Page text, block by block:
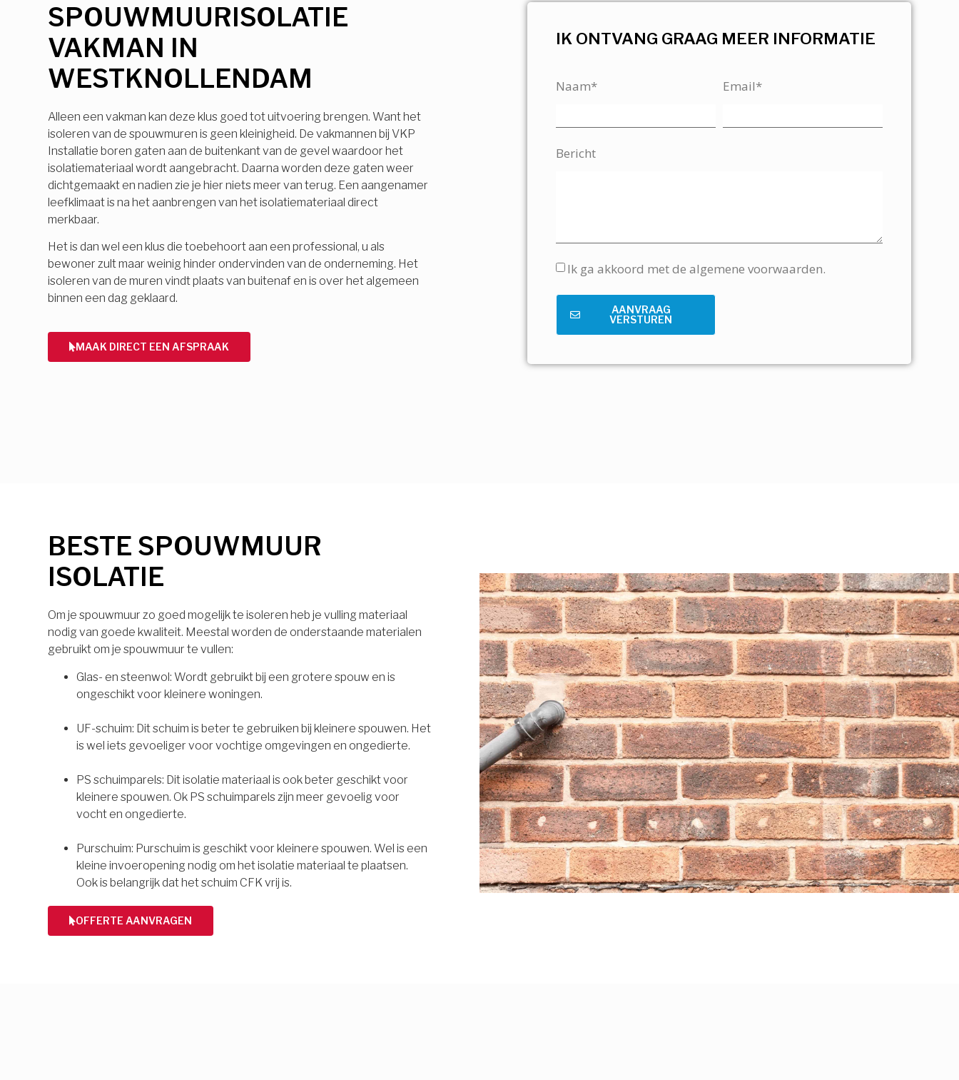
SPOUWMUURISOLATIE
VAKMAN IN
WESTKNOLLENDAM
Alleen een vakman kan deze klus goed tot uitvoering brengen. Want het
isoleren van de spouwmuren is geen kleinigheid. De vakmannen bij VKP
Installatie boren gaten aan de buitenkant van de gevel waardoor het
isolatiemateriaal wordt aangebracht. Daarna worden deze gaten weer
dichtgemaakt en nadien zie je hier niets meer van terug. Een aangenamer
leefklimaat is na het aanbrengen van het isolatiemateriaal direct
merkbaar.
Het is dan wel een klus die toebehoort aan een professional, u als
bewoner zult maar weinig hinder ondervinden van de onderneming. Het
isoleren van de muren vindt plaats van buitenaf en is over het algemeen
binnen een dag geklaard.
MAAK DIRECT EEN AFSPRAAK
IK ONTVANG GRAAG MEER INFORMATIE
Naam* Email*
Bericht
Ik ga akkoord met de algemene voorwaarden.
AANVRAAG
VERSTUREN
BESTE SPOUWMUUR
ISOLATIE
Om je spouwmuur zo goed mogelijk te isoleren heb je vulling materiaal
nodig van goede kwaliteit. Meestal worden de onderstaande materialen
gebruikt om je spouwmuur te vullen:
Glas- en steenwol: Wordt gebruikt bij een grotere spouw en is
ongeschikt voor kleinere woningen.
UF-schuim: Dit schuim is beter te gebruiken bij kleinere spouwen. Het
is wel iets gevoeliger voor vochtige omgevingen en ongedierte.
PS schuimparels: Dit isolatie materiaal is ook beter geschikt voor
kleinere spouwen. Ok PS schuimparels zijn meer gevoelig voor
vocht en ongedierte.
Purschuim: Purschuim is geschikt voor kleinere spouwen. Wel is een
kleine invoeropening nodig om het isolatie materiaal te plaatsen.
Ook is belangrijk dat het schuim CFK vrij is.
OFFERTE AANVRAGEN